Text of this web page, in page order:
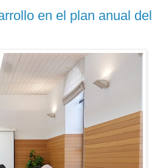
en el plan anual del